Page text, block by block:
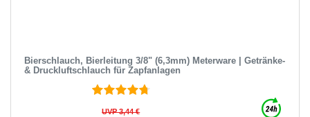
Bierschlauch, Bierleitung 3/8" (6,3mm) Meterware | Getränke-
& Druckluftschlauch für Zapfanlagen
UVP 3,44 €